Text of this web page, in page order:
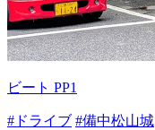
ビート PP1
#ドライブ #備中松山城